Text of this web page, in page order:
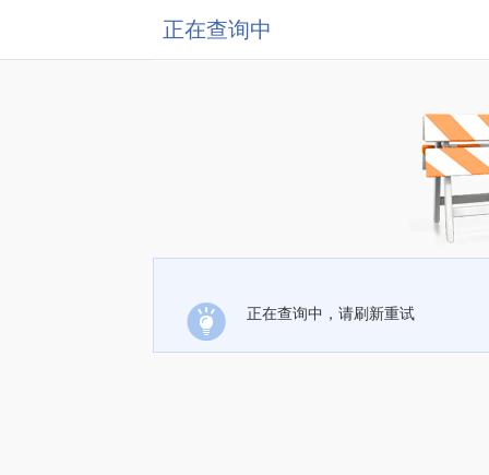
正在查询中
正在查询中，请刷新重试